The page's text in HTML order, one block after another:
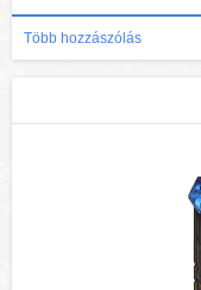
Több hozzászólás